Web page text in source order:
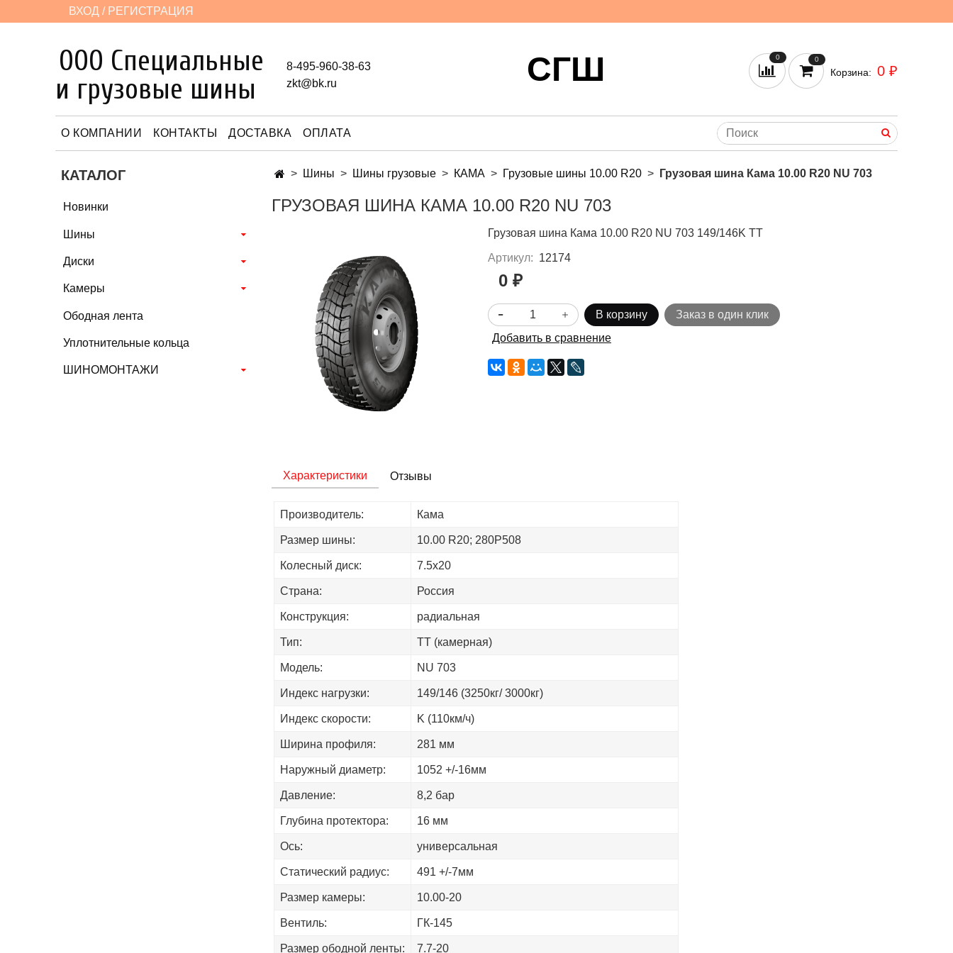
ВХОД / РЕГИСТРАЦИЯ
ООО Специальные
и грузовые шины
8-495-960-38-63
zkt@bk.ru
СГШ 0 0
Корзина: 0 ₽
О КОМПАНИИ КОНТАКТЫ ДОСТАВКА ОПЛАТА
Шины Шины грузовые КАМА Грузовые шины 10.00 R20 Грузовая шина Кама 10.00 R20 NU 703
ГРУЗОВАЯ ШИНА КАМА 10.00 R20 NU 703
Грузовая шина Кама 10.00 R20 NU 703 149/146K TT
Артикул: 12174
0 ₽
В корзину
Заказ в один клик
Добавить в сравнение
Характеристики
Производитель: Кама
Размер шины: 10.00 R20; 280Р508
Колесный диск: 7.5х20
Страна: Россия
Конструкция: радиальная
Тип: ТТ (камерная)
Модель: NU 703
Индекс нагрузки: 149/146 (3250кг/ 3000кг)
Индекс скорости: K (110км/ч)
Ширина профиля: 281 мм
Наружный диаметр: 1052 +/-16мм
Давление: 8,2 бар
Глубина протектора: 16 мм
Ось: универсальная
Статический радиус: 491 +/-7мм
Размер камеры: 10.00-20
Вентиль: ГК-145
Размер ободной ленты: 7.7-20
Отзывы
КАТАЛОГ
Новинки
Шины
Диски
Камеры
Ободная лента
Уплотнительные кольца
ШИНОМОНТАЖИ